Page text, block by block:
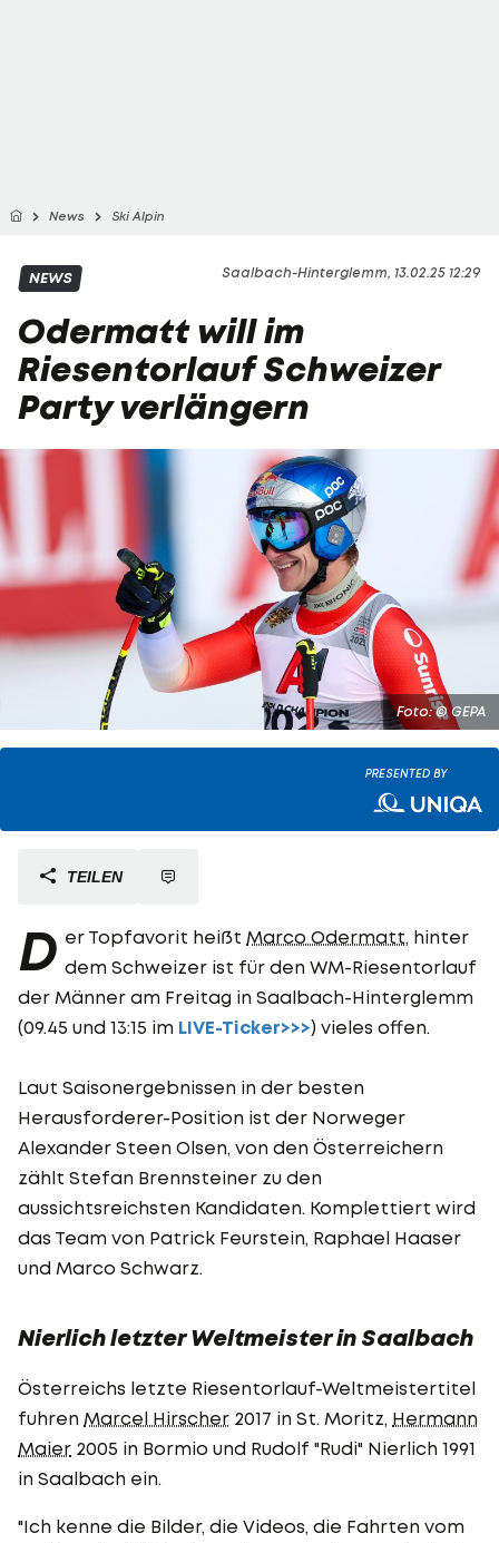
News Ski Alpin
Saalbach-Hinterglemm, 13.02.25 12:29
NEWS
Odermatt will im
Riesentorlauf Schweizer
Party verlängern
Foto: © GEPA
PRESENTED BY
TEILEN
D er Topfavorit heißt Marco Odermatt, hinter
dem Schweizer ist für den WM-Riesentorlauf
der Männer am Freitag in Saalbach-Hinterglemm
(09.45 und 13:15 im LIVE-Ticker>>>) vieles offen.
Laut Saisonergebnissen in der besten
Herausforderer-Position ist der Norweger
Alexander Steen Olsen, von den Österreichern
zählt Stefan Brennsteiner zu den
aussichtsreichsten Kandidaten. Komplettiert wird
das Team von Patrick Feurstein, Raphael Haaser
und Marco Schwarz.
Nierlich letzter Weltmeister in Saalbach
Österreichs letzte Riesentorlauf-Weltmeistertitel
fuhren Marcel Hirscher 2017 in St. Moritz, Hermann
Maier 2005 in Bormio und Rudolf "Rudi" Nierlich 1991
in Saalbach ein.
"Ich kenne die Bilder, die Videos, die Fahrten vom